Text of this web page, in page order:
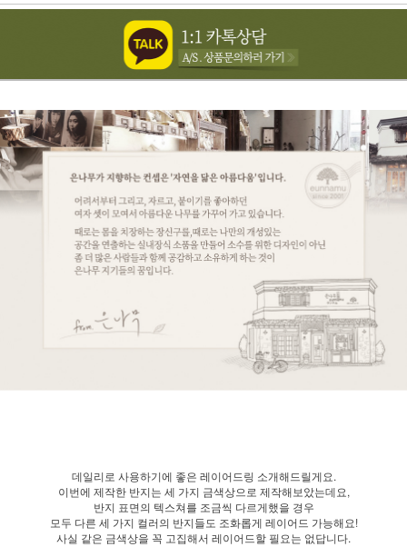
데일리로 사용하기에 좋은 레이어드링 소개해드릴게요.
이번에 제작한 반지는 세 가지 금색상으로 제작해보았는데요,
반지 표면의 텍스쳐를 조금씩 다르게했을 경우
모두 다른 세 가지 컬러의 반지들도 조화롭게 레이어드 가능해요!
사실 같은 금색상을 꼭 고집해서 레이어드할 필요는 없답니다.